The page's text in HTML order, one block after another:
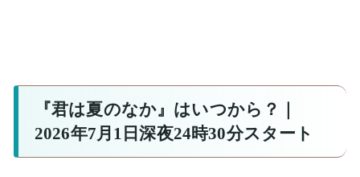
『君は夏のなか』はいつから？｜
2026年7月1日深夜24時30分スタート